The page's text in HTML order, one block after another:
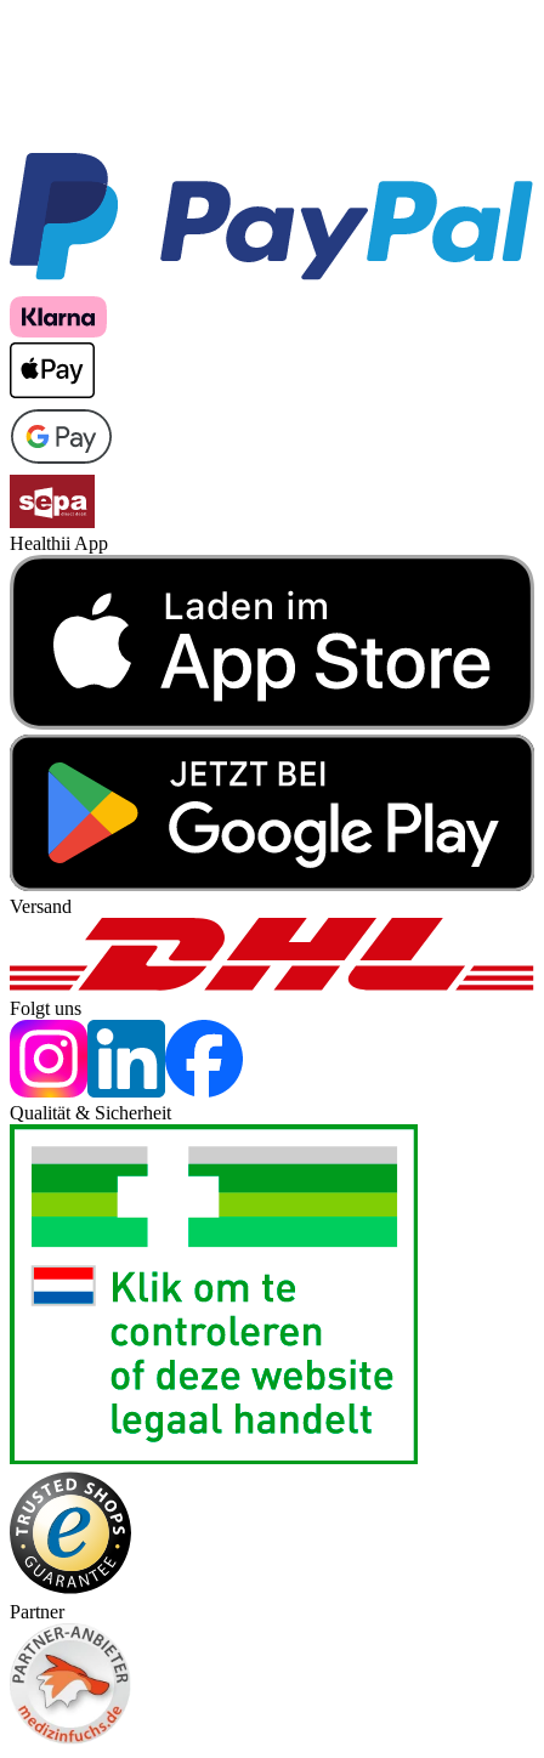
Healthii App
Versand
Folgt uns
Qualität & Sicherheit
Partner